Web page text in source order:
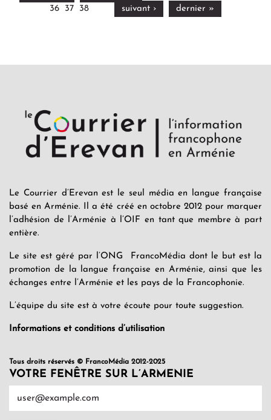
36
37 38 suivant › dernier »
Le Courrier d’Erevan est le seul média en langue française
basé en Arménie. Il a été créé en octobre 2012 pour marquer
l’adhésion de l’Arménie à l’OIF en tant que membre à part
entière.
Le site est géré par l’ONG FrancoMédia dont le but est la
promotion de la langue française en Arménie, ainsi que les
échanges entre l’Arménie et les pays de la Francophonie.
L’équipe du site est à votre écoute pour toute suggestion.
Informations et conditions d’utilisation
Tous droits réservés © FrancoMédia 2012-2025
VOTRE FENÊTRE SUR L’ARMENIE